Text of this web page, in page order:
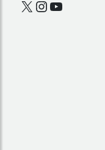
X Instagram
YouTube